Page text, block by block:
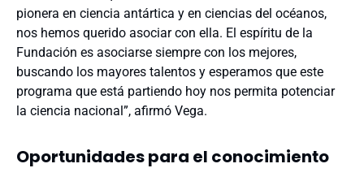
pionera en ciencia antártica y en ciencias del océanos,
nos hemos querido asociar con ella. El espíritu de la
Fundación es asociarse siempre con los mejores,
buscando los mayores talentos y esperamos que este
programa que está partiendo hoy nos permita potenciar
la ciencia nacional”, afirmó Vega.
Oportunidades para el conocimiento